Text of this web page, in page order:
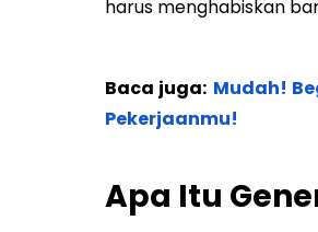
harus menghabiskan
Baca juga: Mudah!
Pekerjaanmu!
Apa Itu